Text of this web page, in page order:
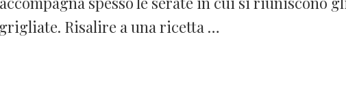
Risalire a una ricetta …